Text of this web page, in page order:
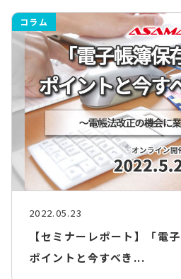
コラム
2022.05.23
【セミナーレポート】「電
ポイントと今すべき...